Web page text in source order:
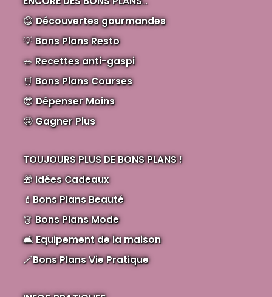
😋Découvertes gourmandes
💡Bons Plans Resto
🥗Recettes anti-gaspi
🛒Bons Plans Courses
😎Dépenser Moins
🤩Gagner Plus
TOUJOURS PLUS DE BONS PLANS !
🎁Idées Cadeaux
💄Bons Plans Beauté
👗Bons Plans Mode
🛋️Equipement de la maison
🪄Bons Plans Vie Pratique